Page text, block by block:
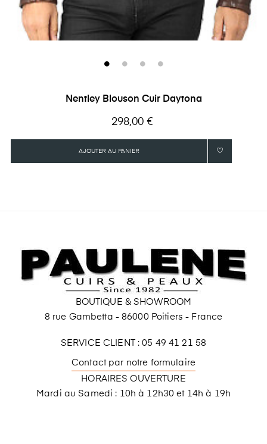
Nentley Blouson Cuir Daytona
Prix
298,00 €
AJOUTER AU PANIER
BOUTIQUE & SHOWROOM
8 rue Gambetta - 86000 Poitiers - France
SERVICE CLIENT : 05 49 41 21 58
Contact par notre formulaire
HORAIRES OUVERTURE
Mardi au Samedi : 10h à 12h30 et 14h à 19h